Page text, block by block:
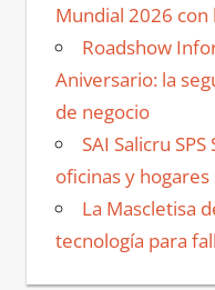
Mundial 2026
Roadshow
Aniversario: la
de negocio
SAI Salicru
oficinas y hogares
La Mascletisa
tecnología para